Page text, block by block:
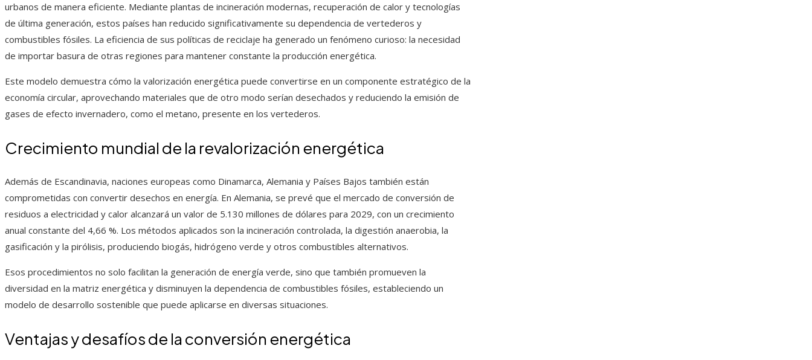
urbanos de manera eficiente. Mediante plantas de incineración modernas, recuperación de calor y tecnologías
de última generación, estos países han reducido significativamente su dependencia de vertederos y
combustibles fósiles. La eficiencia de sus políticas de reciclaje ha generado un fenómeno curioso: la necesidad
de importar basura de otras regiones para mantener constante la producción energética.
Este modelo demuestra cómo la valorización energética puede convertirse en un componente estratégico de la
economía circular, aprovechando materiales que de otro modo serían desechados y reduciendo la emisión de
gases de efecto invernadero, como el metano, presente en los vertederos.
Crecimiento mundial de la revalorización energética
Además de Escandinavia, naciones europeas como Dinamarca, Alemania y Países Bajos también están
comprometidas con convertir desechos en energía. En Alemania, se prevé que el mercado de conversión de
residuos a electricidad y calor alcanzará un valor de 5.130 millones de dólares para 2029, con un crecimiento
anual constante del 4,66 %. Los métodos aplicados son la incineración controlada, la digestión anaerobia, la
gasificación y la pirólisis, produciendo biogás, hidrógeno verde y otros combustibles alternativos.
Esos procedimientos no solo facilitan la generación de energía verde, sino que también promueven la
diversidad en la matriz energética y disminuyen la dependencia de combustibles fósiles, estableciendo un
modelo de desarrollo sostenible que puede aplicarse en diversas situaciones.
Ventajas y desafíos de la conversión energética